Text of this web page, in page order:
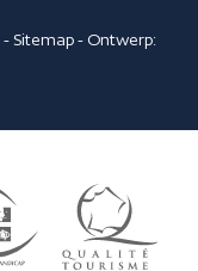
- Sitemap- Ontwerp: